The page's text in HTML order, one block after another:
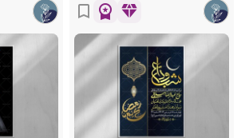
diamond
workspace_premium
bookmark_border